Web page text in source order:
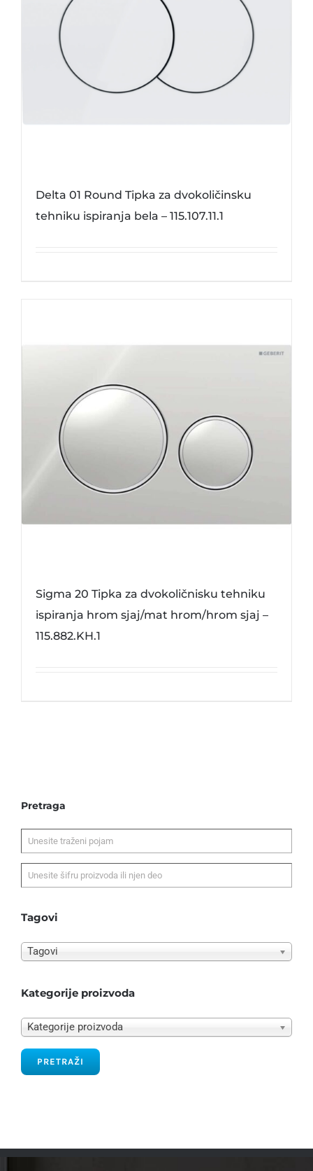
Delta 01 Round Tipka za dvokoličinsku
tehniku ispiranja bela – 115.107.11.1
Sigma 20 Tipka za dvokoličnisku tehniku
ispiranja hrom sjaj/mat hrom/hrom sjaj –
115.882.KH.1
Pretraga
Tagovi
Tagovi
Kategorije proizvoda
Kategorije proizvoda
PRETRAŽI